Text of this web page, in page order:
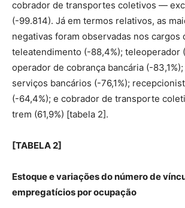
cobrador de transportes coletivos —
(-99.814). Já em termos relativos, as
negativas foram observadas nos cargos
teleatendimento (-88,4%); teleoperador
operador de cobrança bancária (-
serviços bancários (-76,1%);
(-64,4%); e cobrador de transporte
trem (61,9%) [tabela 2].
[TABELA 2]
Estoque e variações do número de
empregatícios por ocupação